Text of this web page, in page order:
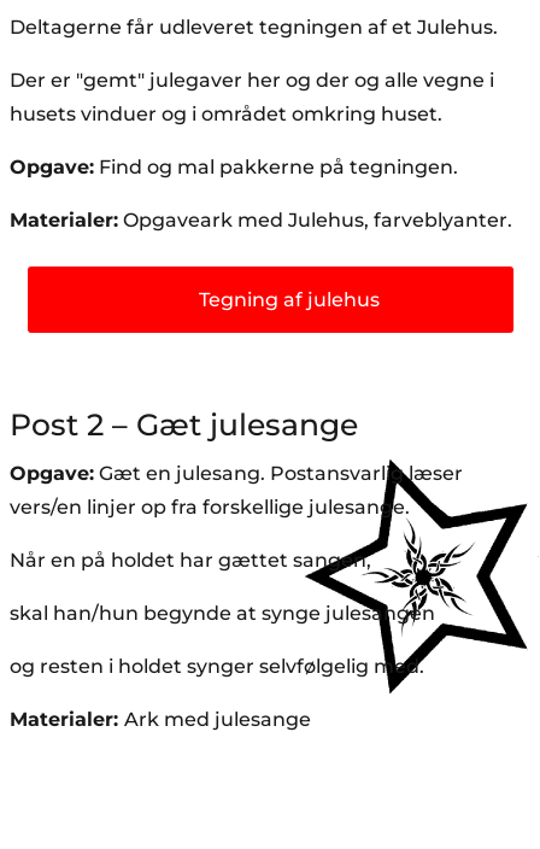
Deltagerne får udleveret tegningen af et Julehus.
Der er "gemt" julegaver her og der og alle vegne i
husets vinduer og i området omkring huset.
Opgave: Find og mal pakkerne på tegningen.
Materialer: Opgaveark med Julehus, farveblyanter.
Tegning af julehus
Post 2 – Gæt julesange
Opgave: Gæt en julesang. Postansvarlig læser
vers/en linjer op fra forskellige julesange.
Når en på holdet har gættet sangen,
skal han/hun begynde at synge julesangen
og resten i holdet synger selvfølgelig med.
Materialer: Ark med julesange